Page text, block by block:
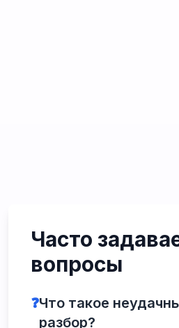
Часто
вопросы
❓Что такое
разбор?